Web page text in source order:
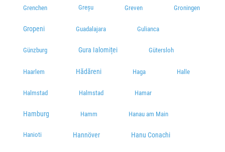
Grenchen Greșu Greven Groningen
Gropeni Guadalajara Gulianca
Günzburg Gura Ialomiței Gütersloh
Haarlem Hădăreni Haga Halle
Halmstad Halmstad Hamar
Hamburg Hamm Hanau am Main
Hanioti Hannöver Hanu Conachi